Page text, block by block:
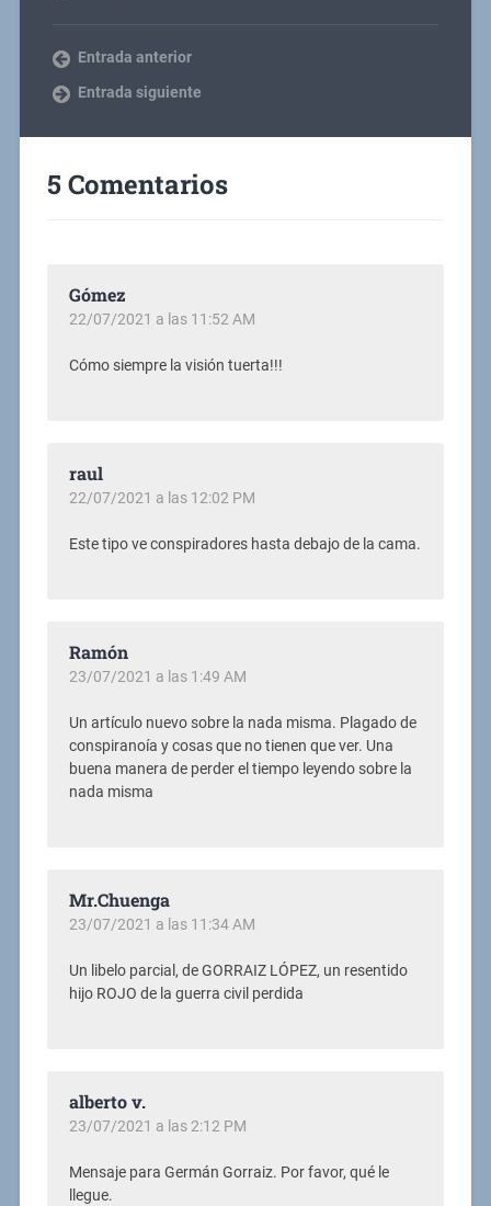
Entrada anterior
Entrada siguiente
5 Comentarios
Gómez
22/07/2021 a las 11:52 AM
Cómo siempre la visión tuerta!!!
raul
22/07/2021 a las 12:02 PM
Este tipo ve conspiradores hasta debajo de la cama.
Ramón
23/07/2021 a las 1:49 AM
Un artículo nuevo sobre la nada misma. Plagado de
conspiranoía y cosas que no tienen que ver. Una
buena manera de perder el tiempo leyendo sobre la
nada misma
Mr.Chuenga
23/07/2021 a las 11:34 AM
Un libelo parcial, de GORRAIZ LÓPEZ, un resentido
hijo ROJO de la guerra civil perdida
alberto v.
23/07/2021 a las 2:12 PM
Mensaje para Germán Gorraiz. Por favor, qué le
llegue.